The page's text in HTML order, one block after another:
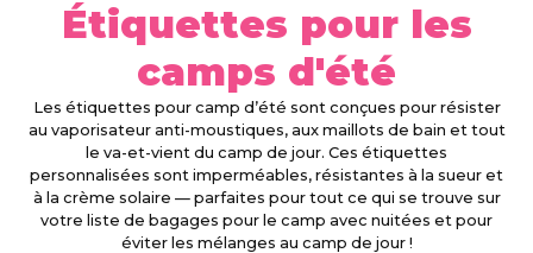
Étiquettes pour les
camps d'été
Les étiquettes pour camp d’été sont conçues pour résister
au vaporisateur anti-moustiques, aux maillots de bain et tout
le va-et-vient du camp de jour. Ces étiquettes
personnalisées sont imperméables, résistantes à la sueur et
à la crème solaire — parfaites pour tout ce qui se trouve sur
votre liste de bagages pour le camp avec nuitées et pour
éviter les mélanges au camp de jour !